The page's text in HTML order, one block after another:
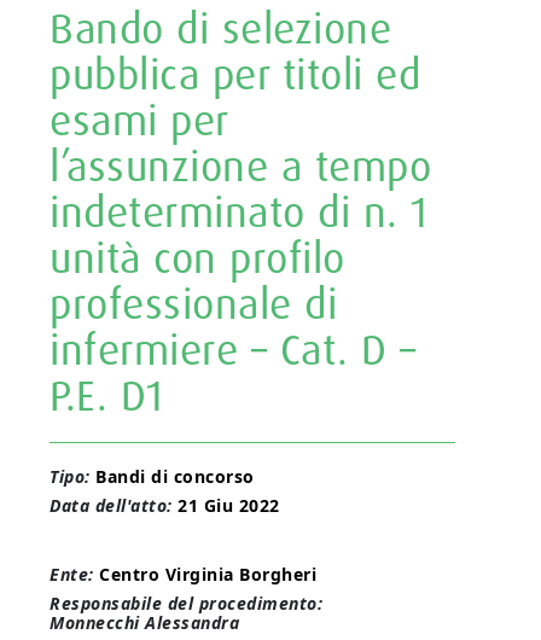
Bando di selezione
pubblica per titoli ed
esami per
l’assunzione a tempo
indeterminato di n. 1
unità con profilo
professionale di
infermiere – Cat. D –
P.E. D1
Tipo: Bandi di concorso
Data dell'atto: 21 Giu 2022
Ente: Centro Virginia Borgheri
Responsabile del procedimento:
Monnecchi Alessandra